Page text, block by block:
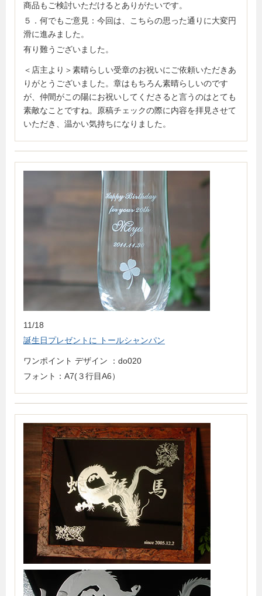
商品もご検討いただけるとありがたいです。
５．何でもご意見：今回は、こちらの思った通りに大変円
滑に進みました。
有り難うございました。
＜店主より＞素晴らしい受章のお祝いにご依頼いただきあ
りがとうございました。章はもちろん素晴らしいのです
が、仲間がこの陽にお祝いしてくださると言うのはとても
素敵なことですね。原稿チェックの際に内容を拝見させて
いただき、温かい気持ちになりました。
11/18
誕生日プレゼントに トールシャンパン
ワンポイント デザイン ：do020
フォント：A7(３行目A6）